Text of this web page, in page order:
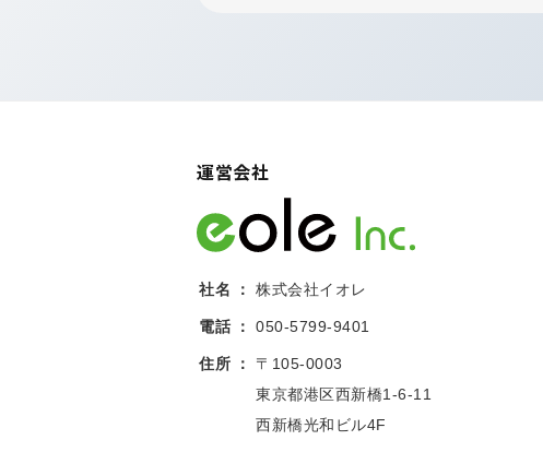
運営会社
社名 株式会社イオレ
電話 050-5799-9401
住所
〒105-0003
東京都港区西新橋1-6-11
西新橋光和ビル4F